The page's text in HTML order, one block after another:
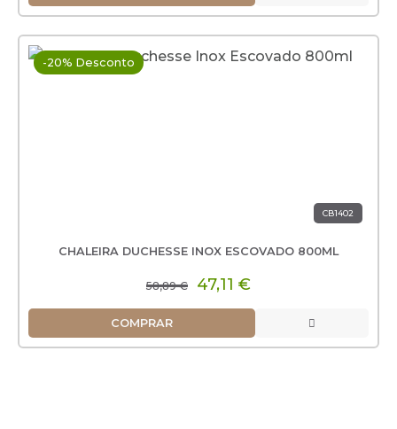
-20% Desconto
CB1402
CHALEIRA DUCHESSE INOX ESCOVADO 800ML
58,89 € 47,11 €
COMPRAR